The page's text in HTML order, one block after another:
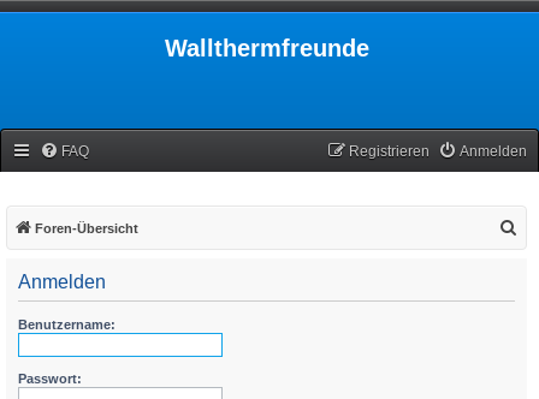
Wallthermfreunde
FAQ Anmelden
Registrieren
Foren-Übersicht
Anmelden
Benutzername:
Passwort: